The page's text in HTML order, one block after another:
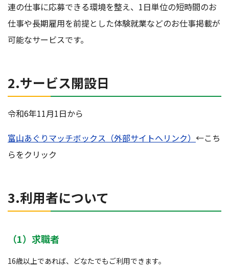
連の仕事に応募できる環境を整え、1日単位の短時間のお
仕事や長期雇用を前提とした体験就業などのお仕事掲載が
可能なサービスです。
2.サービス開設日
令和6年11月1日から
富山あぐりマッチボックス（外部サイトへリンク） ←こち
らをクリック
3.利用者について
（1）求職者
16歳以上であれば、どなたでもご利用できます。